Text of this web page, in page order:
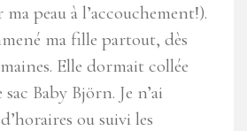
peau à l’accouchement!).
ma fille partout, dès
Elle dormait collée
Baby Björn. Je n’ai
ou suivi les